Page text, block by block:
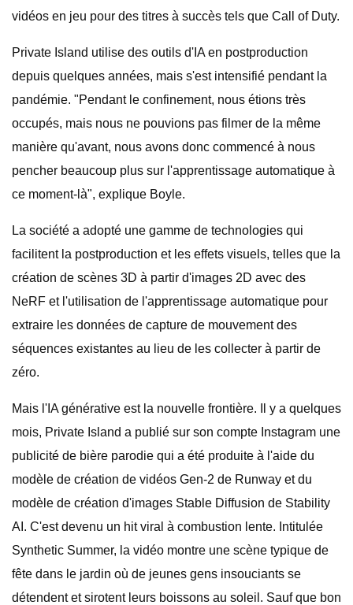
vidéos en jeu pour des titres à succès tels que Call of Duty.
Private Island utilise des outils d'IA en postproduction
depuis quelques années, mais s'est intensifié pendant la
pandémie. "Pendant le confinement, nous étions très
occupés, mais nous ne pouvions pas filmer de la même
manière qu'avant, nous avons donc commencé à nous
pencher beaucoup plus sur l'apprentissage automatique à
ce moment-là", explique Boyle.
La société a adopté une gamme de technologies qui
facilitent la postproduction et les effets visuels, telles que la
création de scènes 3D à partir d'images 2D avec des
NeRF et l'utilisation de l'apprentissage automatique pour
extraire les données de capture de mouvement des
séquences existantes au lieu de les collecter à partir de
zéro.
Mais l'IA générative est la nouvelle frontière. Il y a quelques
mois, Private Island a publié sur son compte Instagram une
publicité de bière parodie qui a été produite à l'aide du
modèle de création de vidéos Gen-2 de Runway et du
modèle de création d'images Stable Diffusion de Stability
AI. C'est devenu un hit viral à combustion lente. Intitulée
Synthetic Summer, la vidéo montre une scène typique de
fête dans le jardin où de jeunes gens insouciants se
détendent et sirotent leurs boissons au soleil. Sauf que bon